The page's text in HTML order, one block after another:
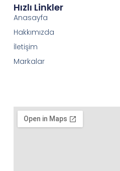
Hızlı Linkler
Anasayfa
Hakkımızda
İletişim
Markalar